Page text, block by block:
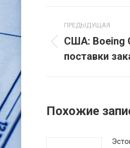
по
записям
ПРЕДЫДУЩАЯ
Предыдущая
запись:
США: Boeing
поставки
Похожие